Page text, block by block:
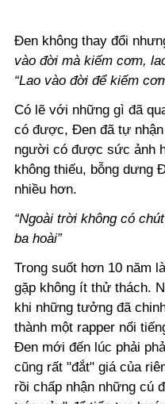
Đen không thay đổi
vào đời mà kiếm cơm,
“Lao vào đời để kiếm
Có lẽ với những gì đã
có được, Đen đã tự
người có được sức ảnh
không thiếu, bỗng dưng
nhiều hơn.
“Ngoài trời không có
ba hoài”
Trong suốt hơn 10 năm
gặp không ít thử thách.
khi những tưởng đã
thành một rapper nổi
Đen mới đến lúc phải
cũng rất "đắt" giá của
rồi chấp nhận những cú